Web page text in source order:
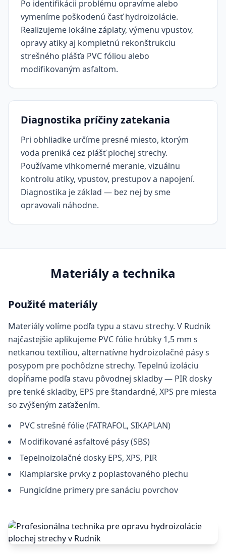
Po identifikácii problému opravíme alebo
vymeníme poškodenú časť hydroizolácie.
Realizujeme lokálne záplaty, výmenu vpustov,
opravy atiky aj kompletnú rekonštrukciu
strešného plášťa PVC fóliou alebo
modifikovaným asfaltom.
Diagnostika príčiny zatekania
Pri obhliadke určíme presné miesto, ktorým
voda preniká cez plášť plochej strechy.
Používame vlhkomerné meranie, vizuálnu
kontrolu atiky, vpustov, prestupov a napojení.
Diagnostika je základ — bez nej by sme
opravovali náhodne.
Materiály a technika
Použité materiály
Materiály volíme podľa typu a stavu strechy. V Rudník
najčastejšie aplikujeme PVC fólie hrúbky 1,5 mm s
netkanou textíliou, alternatívne hydroizolačné pásy s
posypom pre pochôdzne strechy. Tepelnú izoláciu
dopĺňame podľa stavu pôvodnej skladby — PIR dosky
pre tenké skladby, EPS pre štandardné, XPS pre miesta
so zvýšeným zaťažením.
PVC strešné fólie (FATRAFOL, SIKAPLAN)
Modifikované asfaltové pásy (SBS)
Tepelnoizolačné dosky EPS, XPS, PIR
Klampiarske prvky z poplastovaného plechu
Fungicídne primery pre sanáciu povrchov